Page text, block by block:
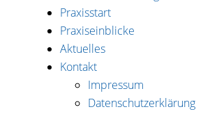
Praxisstart
Praxiseinblicke
Aktuelles
Kontakt
Impressum
Datenschutzerklärung